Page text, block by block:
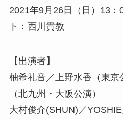
2021年9月26日（日）13
ト：西川貴教
【出演者】
柚希礼音／上野水香（東京
（北九州・大阪公演）
大村俊介(SHUN)／